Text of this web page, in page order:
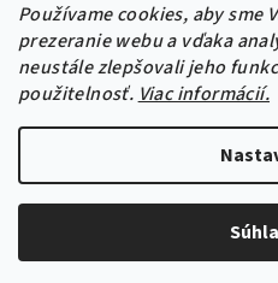
Používame cookies, aby sme
prezeranie webu a vďaka
neustále zlepšovali jeho
použitelnosť. Viac informácií.
Sledovať na